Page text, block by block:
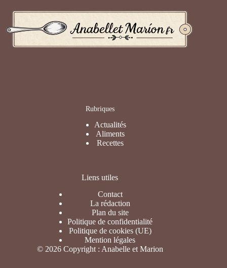
Rubriques
Actualités
Aliments
Recettes
Liens utiles
Contact
La rédaction
Plan du site
Politique de confidentialité
Politique de cookies (UE)
Mention légales
© 2026 Copyright : Anabelle et Marion